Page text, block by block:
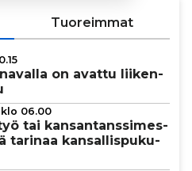
Tuoreimmat
on avattu lii­ken­
06.00
tai kan­san­tans­si­mes­
tarinaa kan­sal­lis­pu­ku­